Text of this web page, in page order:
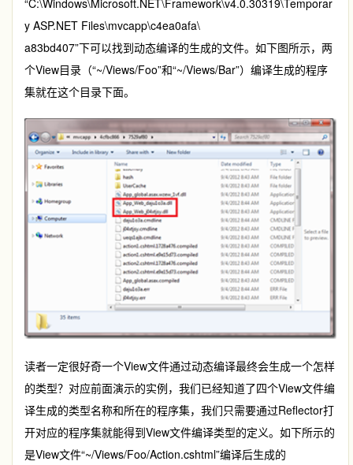
“C:\Windows\Microsoft.NET\Framework\v4.0.30319\Temporar
y ASP.NET Files\mvcapp\c4ea0afa\
a83bd407”下可以找到动态编译的生成的文件。如下图所示，两
个View目录（“~/Views/Foo”和“~/Views/Bar”）编译生成的程序
集就在这个目录下面。
读者一定很好奇一个View文件通过动态编译最终会生成一个怎样
的类型？对应前面演示的实例，我们已经知道了四个View文件编
译生成的类型名称和所在的程序集，我们只需要通过Reflector打
开对应的程序集就能得到View文件编译类型的定义。如下所示的
是View文件“~/Views/Foo/Action.cshtml”编译后生成的